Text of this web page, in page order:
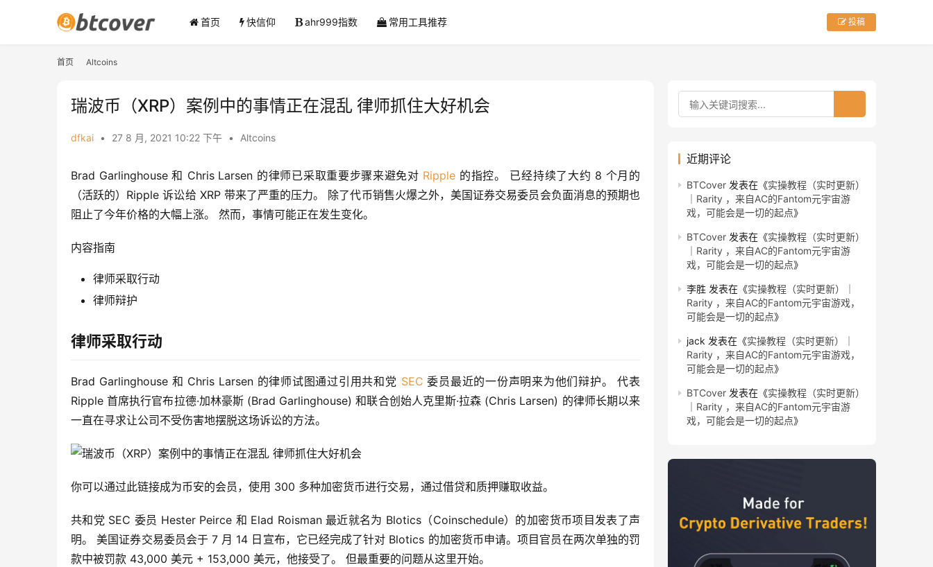
首页 快信仰 ahr999指数 常用工具推荐 投稿
首页 Altcoins
瑞波币（XRP）案例中的事情正在混乱 律师抓住大好机会
dfkai • 27 8 月, 2021 10:22 下午 • Altcoins
Brad Garlinghouse 和 Chris Larsen 的律师已采取重要步骤来避免对 Ripple 的指控。 已经持续了大约 8 个月的
（活跃的）Ripple 诉讼给 XRP 带来了严重的压力。 除了代币销售火爆之外，美国证券交易委员会负面消息的预期也
阻止了今年价格的大幅上涨。 然而，事情可能正在发生变化。
内容指南
律师采取行动
律师辩护
律师采取行动
Brad Garlinghouse 和 Chris Larsen 的律师试图通过引用共和党 SEC 委员最近的一份声明来为他们辩护。 代表
Ripple 首席执行官布拉德·加林豪斯 (Brad Garlinghouse) 和联合创始人克里斯·拉森 (Chris Larsen) 的律师长期以来
一直在寻求让公司不受伤害地摆脱这场诉讼的方法。
你可以通过此链接成为币安的会员，使用 300 多种加密货币进行交易，通过借贷和质押赚取收益。
共和党 SEC 委员 Hester Peirce 和 Elad Roisman 最近就名为 Blotics（Coinschedule）的加密货币项目发表了声
明。 美国证券交易委员会于 7 月 14 日宣布，它已经完成了针对 Blotics 的加密货币申请。项目官员在两次单独的罚
款中被罚款 43,000 美元 + 153,000 美元，他接受了。 但最重要的问题从这里开始。
近期评论
BTCover 发表在《实操教程（实时更新）
｜Rarity ，来自AC的Fantom元宇宙游
戏，可能会是一切的起点》
BTCover 发表在《实操教程（实时更新）
｜Rarity ，来自AC的Fantom元宇宙游
戏，可能会是一切的起点》
李胜 发表在《实操教程（实时更新）｜
Rarity ，来自AC的Fantom元宇宙游戏，
可能会是一切的起点》
jack 发表在《实操教程（实时更新）｜
Rarity ，来自AC的Fantom元宇宙游戏，
可能会是一切的起点》
BTCover 发表在《实操教程（实时更新）
｜Rarity ，来自AC的Fantom元宇宙游
戏，可能会是一切的起点》